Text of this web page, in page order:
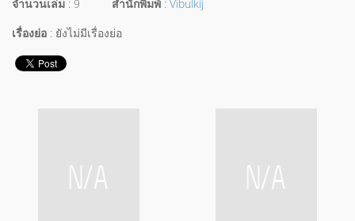
จำนวนเล่ม : 9 สำนักพิมพ์ : Vibulkij
เรื่องย่อ : ยังไม่มีเรื่องย่อ